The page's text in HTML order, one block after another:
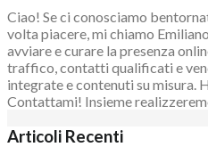
Ciao! Se ci conosciamo
volta piacere, mi chiamo
avviare e curare la presenza
traffico, contatti qualificati e
integrate e contenuti su misura.
Contattami! Insieme
Articoli Recenti